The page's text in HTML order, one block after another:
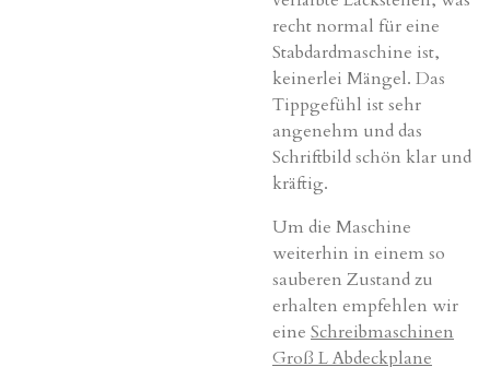
recht normal für eine
Stabdardmaschine ist,
keinerlei Mängel. Das
Tippgefühl ist sehr
angenehm und das
Schriftbild schön klar und
kräftig.
Um die Maschine
weiterhin in einem so
sauberen Zustand zu
erhalten empfehlen wir
eine Schreibmaschinen
Groß L Abdeckplane